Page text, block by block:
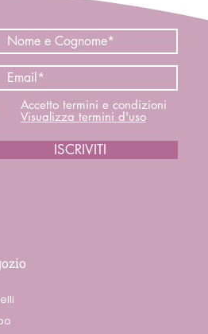
Accetto termini e condizioni
Visualizza termini d'uso
ISCRIVITI